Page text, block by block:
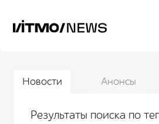
Новости Анонсы
Результаты поиска по